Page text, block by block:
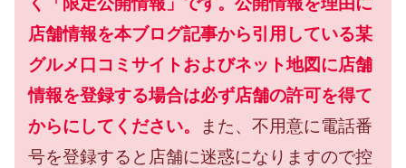
店舗情報を本ブログ記事から引用している某
グルメ口コミサイトおよびネット地図に店舗
情報を登録する場合は必ず店舗の許可を得て
からにしてください。
また、不用意に電話番
号を登録すると店舗に迷惑になりますので控